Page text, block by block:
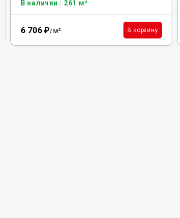
В наличии : 261 м²
6 706₽/м² В корзину